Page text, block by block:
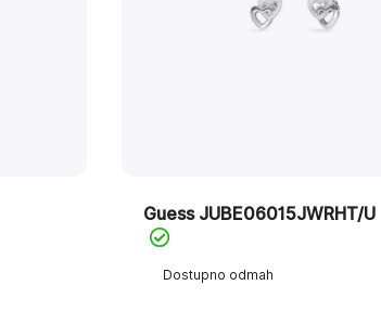
Dostupno odmah
Guess JUBE06015JWRHT/U